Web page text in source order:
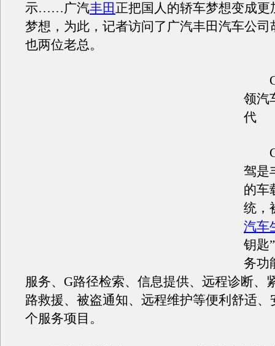
示……广汽丰田 正把国人的轿车梦想变成更
梦想，为此，记者访问了广汽丰田汽车公司
也两位老总。
G-
领汽
代
G-
驾是
的车
统，
汽车
钥匙
务功
服务、G路径检索、信息提供、远程诊断、
路救援、被盗通知、远程维护等便利舒适、
个服务项目。